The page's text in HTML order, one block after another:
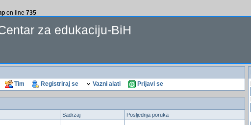
on line 735
za edukaciju-BiH
Tim Registriraj se Vazni alati Prijavi se
Sadrzaj Posljednja poruka